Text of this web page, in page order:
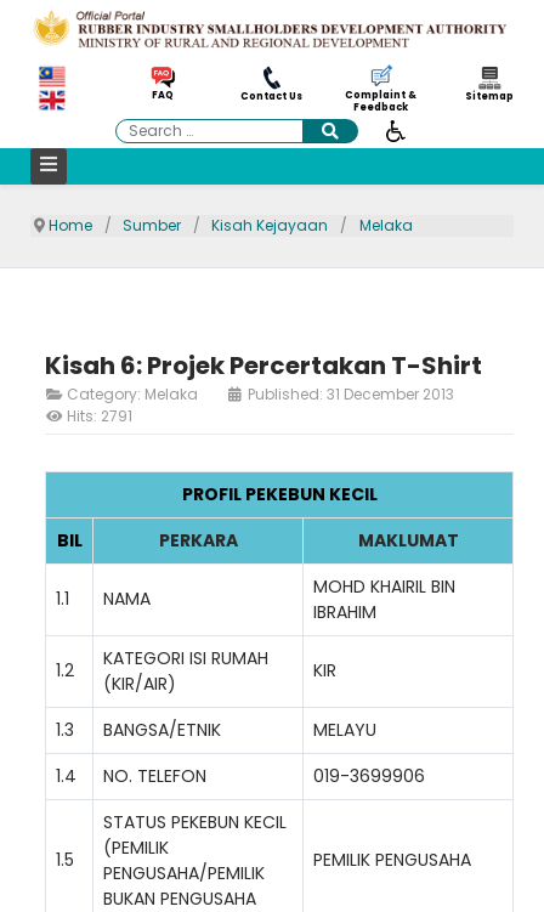
FAQ Contact Us
Complaint &
Feedback
Sitemap
Search
Home Sumber Kisah Kejayaan Melaka
Kisah 6: Projek Percertakan T-Shirt
Category: Melaka
Published: 31 December 2013
Hits: 2791
PROFIL PEKEBUN KECIL
BIL
PERKARA MAKLUMAT
1.1 NAMA
MOHD KHAIRIL BIN
IBRAHIM
1.2
KATEGORI ISI RUMAH
(KIR/AIR)
KIR
1.3 BANGSA/ETNIK
MELAYU
1.4
NO. TELEFON 019-3699906
1.5
STATUS PEKEBUN KECIL
(PEMILIK
PENGUSAHA/PEMILIK
BUKAN PENGUSAHA
PEMILIK PENGUSAHA